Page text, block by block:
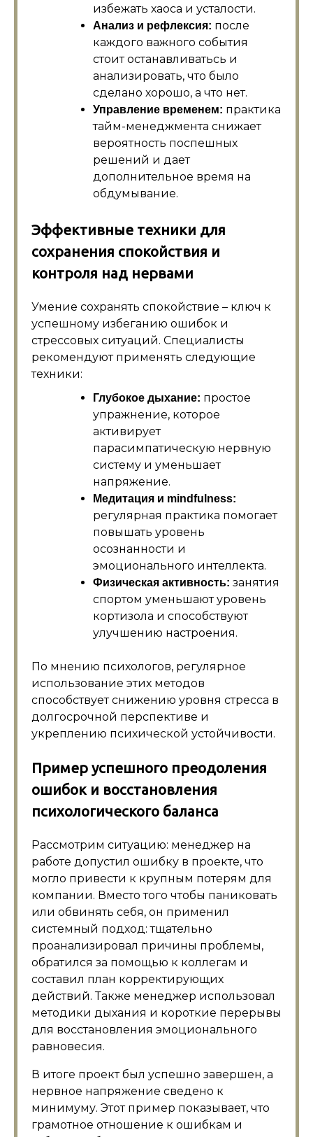
избежать хаоса и усталости.
Анализ и рефлексия: после
каждого важного события
стоит останавливатьсь и
анализировать, что было
сделано хорошо, а что нет.
Управление временем: практика
тайм-менеджмента снижает
вероятность поспешных
решений и дает
дополнительное время на
обдумывание.
Эффективные техники для
сохранения спокойствия и
контроля над нервами
Умение сохранять спокойствие – ключ к
успешному избеганию ошибок и
стрессовых ситуаций. Специалисты
рекомендуют применять следующие
техники:
Глубокое дыхание: простое
упражнение, которое
активирует
парасимпатическую нервную
систему и уменьшает
напряжение.
Медитация и mindfulness:
регулярная практика помогает
повышать уровень
осознанности и
эмоционального интеллекта.
Физическая активность: занятия
спортом уменьшают уровень
кортизола и способствуют
улучшению настроения.
По мнению психологов, регулярное
использование этих методов
способствует снижению уровня стресса в
долгосрочной перспективе и
укреплению психической устойчивости.
Пример успешного преодоления
ошибок и восстановления
психологического баланса
Рассмотрим ситуацию: менеджер на
работе допустил ошибку в проекте, что
могло привести к крупным потерям для
компании. Вместо того чтобы паниковать
или обвинять себя, он применил
системный подход: тщательно
проанализировал причины проблемы,
обратился за помощью к коллегам и
составил план корректирующих
действий. Также менеджер использовал
методики дыхания и короткие перерывы
для восстановления эмоционального
равновесия.
В итоге проект был успешно завершен, а
нервное напряжение сведено к
минимуму. Этот пример показывает, что
грамотное отношение к ошибкам и